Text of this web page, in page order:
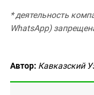
* деятельность
WhatsApp)
Автор: Кавказский